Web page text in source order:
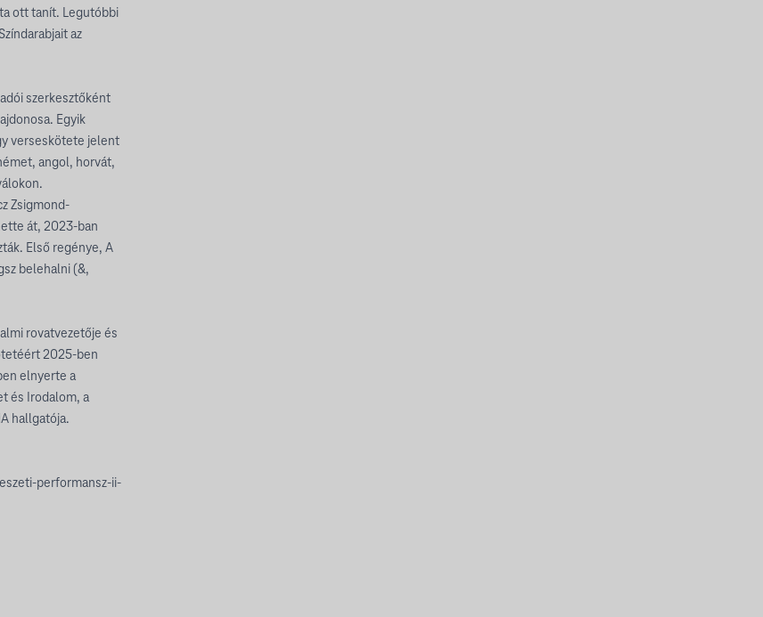
ott tanít. Legutóbbi
az
szerkesztőként
Egyik
verseskötete jelent
angol, horvát,
Zsigmond-
át, 2023-ban
Első regénye, A
belehalni (&,
rovatvezetője és
2025-ben
elnyerte a
és Irodalom, a
hallgatója.
performansz-ii-